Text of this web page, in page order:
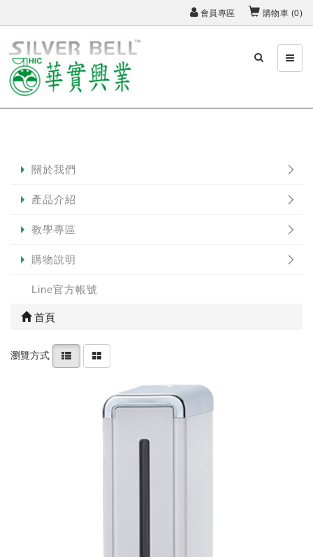
會員專區 購物車 (0)
關於我們
產品介紹
教學專區
購物說明
Line官方帳號
首頁
瀏覽方式